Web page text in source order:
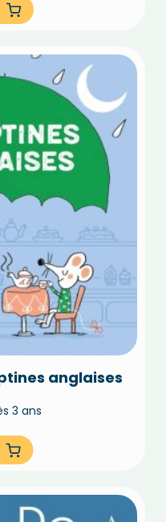
anglaises
3 ans